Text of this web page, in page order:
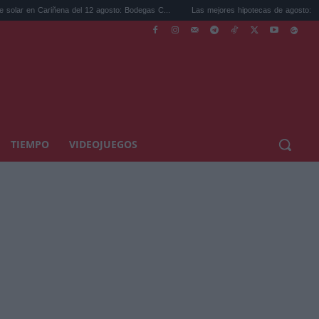
del 12 agosto: Bodegas C... Las mejores hipotecas de agosto: el TAE más
TIEMPO VIDEOJUEGOS